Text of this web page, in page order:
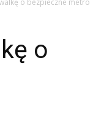
o bezpieczne metro
o